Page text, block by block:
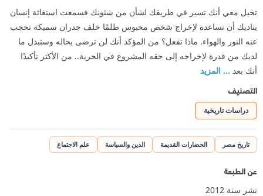
تخيل معي أنك تسير في طريقك لشأن من شئونك فسمعت استغاثة إنسان
يناديك أن تساعده لإخراج شخص محبوس ظلمًا خلف جدران سميكة تحجب
عنه النور والهواء. ماذا تفعل؟ من المؤكد أنك لن ترضى بحاله وستبذل ما
لديك من قدرة لإخراجه إلى حقه المشروع في الحرية.. من الأكثر تأكيدًا
أنك بعد ... المزيد
التصنيف
دراسات تاريخية
تاريخ مصر الحضارات القديمة الدين والسياسة علم الاجتماع
عن الطبعة
نشر سنة 2012